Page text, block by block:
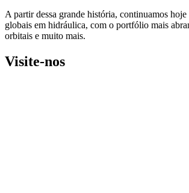
A partir dessa grande história, continuamos
globais em hidráulica, com o portfólio mais
orbitais e muito mais.
Visite-nos